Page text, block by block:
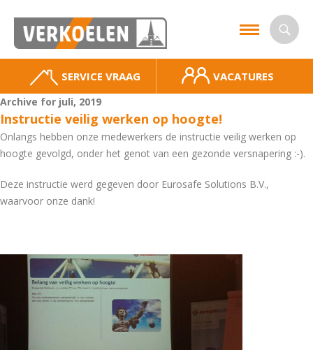
SERVICE VRAAG VACATURES
Archive for juli, 2019
Instructie veilig werken op hoogte!
Onlangs hebben onze medewerkers de instructie veilig werken op
hoogte gevolgd, onder het genot van een gezonde versnapering :-).
Deze instructie werd gegeven door Eurosafe Solutions B.V.,
waarvoor onze dank!